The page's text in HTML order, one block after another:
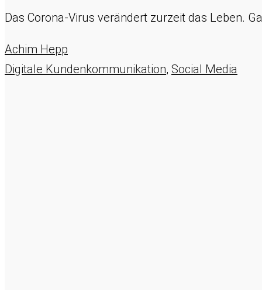
Das Corona-Virus verändert zurzeit das Leben.
Achim Hepp
Digitale Kundenkommunikation, Social Media